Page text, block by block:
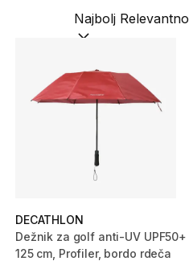
Razvrsti po:
DECATHLON
Dežnik za golf anti-UV UPF50+
125 cm, Profiler, bordo rdeča